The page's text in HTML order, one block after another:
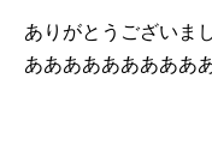
ありがとうございま
あああああああああ